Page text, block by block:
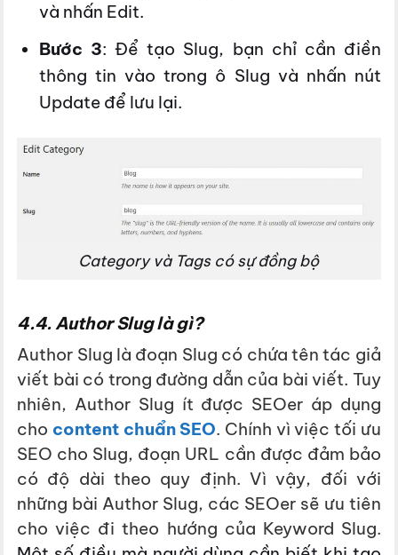
và nhấn Edit.
Bước 3: Để tạo Slug, bạn chỉ cần điền
thông tin vào trong ô Slug và nhấn nút
Update để lưu lại.
Category và Tags có sự đồng bộ
4.4. Author Slug là gì?
Author Slug là đoạn Slug có chứa tên tác giả
viết bài có trong đường dẫn của bài viết. Tuy
nhiên, Author Slug ít được SEOer áp dụng
cho content chuẩn SEO. Chính vì việc tối ưu
SEO cho Slug, đoạn URL cần được đảm bảo
có độ dài theo quy định. Vì vậy, đối với
những bài Author Slug, các SEOer sẽ ưu tiên
cho việc đi theo hướng của Keyword Slug.